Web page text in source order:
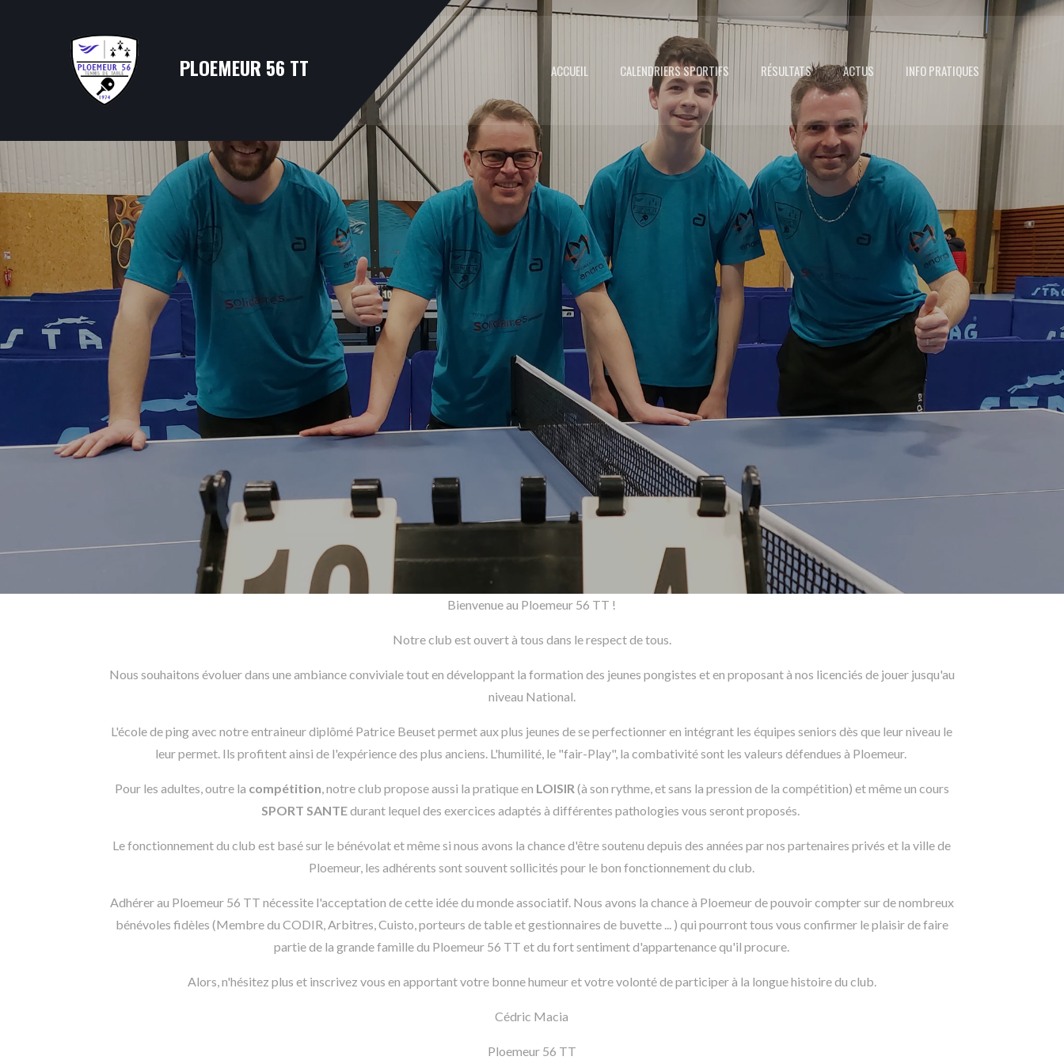
PLOEMEUR 56 TT ACCUEIL CALENDRIERS SPORTIFS RÉSULTATS ACTUS INFO PRATIQUES
Bienvenue au Ploemeur 56 TT !
Notre club est ouvert à tous dans le respect de tous.
Nous souhaitons évoluer dans une ambiance conviviale tout en développant la formation des jeunes pongistes et en proposant à nos licenciés de jouer jusqu'au
niveau National.
L'école de ping avec notre entraineur diplômé Patrice Beuset permet aux plus jeunes de se perfectionner en intégrant les équipes seniors dès que leur niveau le
leur permet. Ils profitent ainsi de l'expérience des plus anciens. L'humilité, le "fair-Play", la combativité sont les valeurs défendues à Ploemeur.
Pour les adultes, outre la compétition, notre club propose aussi la pratique en LOISIR (à son rythme, et sans la pression de la compétition) et même un cours
SPORT SANTEdurant lequel des exercices adaptés à différentes pathologies vous seront proposés.
Le fonctionnement du club est basé sur le bénévolat et même si nous avons la chance d'être soutenu depuis des années par nos partenaires privés et la ville de
Ploemeur, les adhérents sont souvent sollicités pour le bon fonctionnement du club.
Adhérer au Ploemeur 56 TT nécessite l'acceptation de cette idée du monde associatif. Nous avons la chance à Ploemeur de pouvoir compter sur de nombreux
bénévoles fidèles (Membre du CODIR, Arbitres, Cuisto, porteurs de table et gestionnaires de buvette ... ) qui pourront tous vous confirmer le plaisir de faire
partie de la grande famille du Ploemeur 56 TT et du fort sentiment d'appartenance qu'il procure.
Alors, n'hésitez plus et inscrivez vous en apportant votre bonne humeur et votre volonté de participer à la longue histoire du club.
Cédric Macia
Ploemeur 56 TT